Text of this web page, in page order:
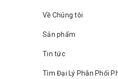
Về Chúng tôi
Sản phẩm
Tin tức
Tìm Đại Lý Phân Phối